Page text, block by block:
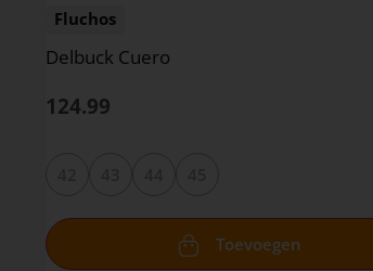
Fluchos
Delbuck Cuero
124.99
Toevoegen